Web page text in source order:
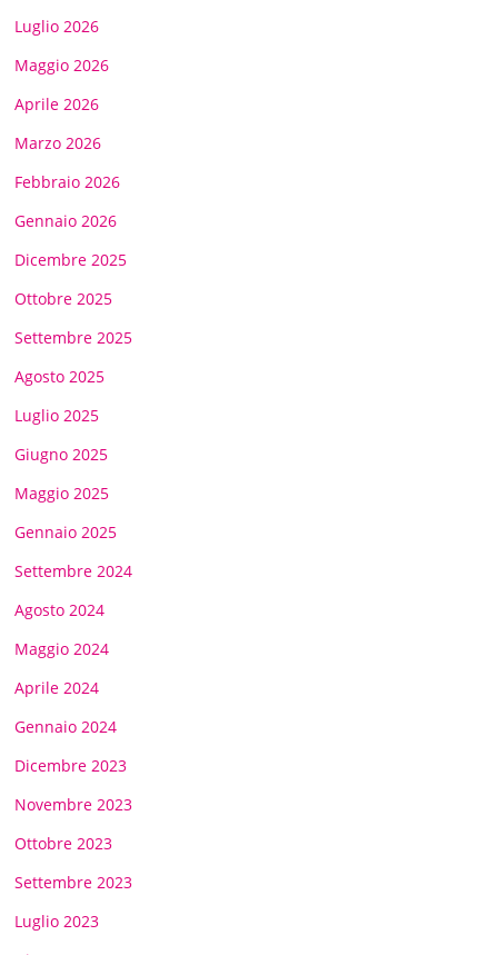
Luglio 2026
Maggio 2026
Aprile 2026
Marzo 2026
Febbraio 2026
Gennaio 2026
Dicembre 2025
Ottobre 2025
Settembre 2025
Agosto 2025
Luglio 2025
Giugno 2025
Maggio 2025
Gennaio 2025
Settembre 2024
Agosto 2024
Maggio 2024
Aprile 2024
Gennaio 2024
Dicembre 2023
Novembre 2023
Ottobre 2023
Settembre 2023
Luglio 2023